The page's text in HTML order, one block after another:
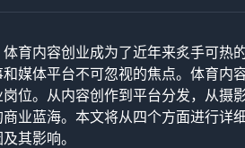
育内容创业成为了近年来炙手可
媒体平台不可忽视的焦点。体育
位。从内容创作到平台分发，从
业蓝海。本文将从四个方面进行
其影响。